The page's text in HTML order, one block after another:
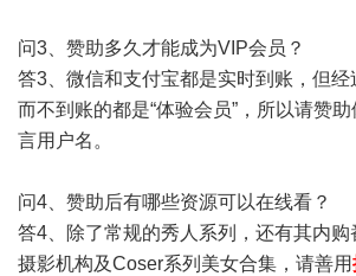
问3、赞助多久才能成为VIP会员？
答3、微信和支付宝都是实时到账，但经
而不到账的都是“体验会员”，所以请赞
言用户名。
问4、赞助后有哪些资源可以在线看？
答4、除了常规的秀人系列，还有其内购
摄影机构及Coser系列美女合集，请善用